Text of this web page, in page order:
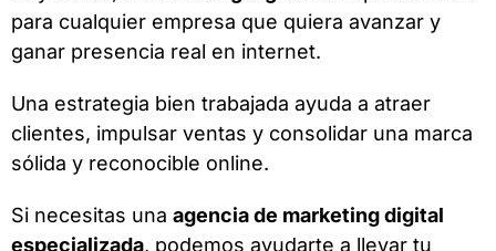
para cualquier empresa que quiera avanzar y
ganar presencia real en internet.
Una estrategia bien trabajada ayuda a atraer
clientes, impulsar ventas y consolidar una marca
sólida y reconocible online.
Si necesitas una agencia de marketing digital
especializada, podemos ayudarte a llevar tu